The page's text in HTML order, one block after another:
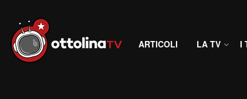
ARTICOLI LA TV I